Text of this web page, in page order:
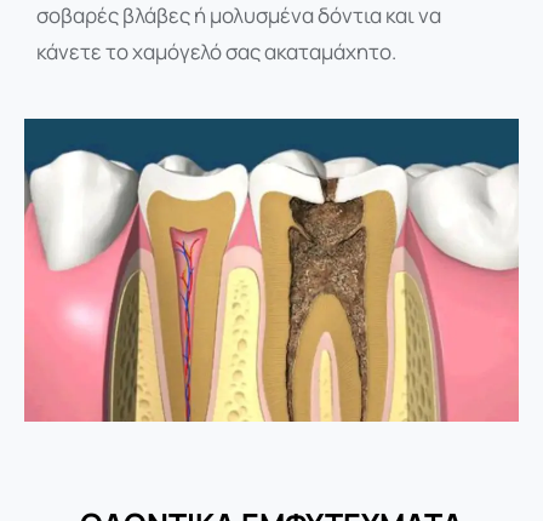
σοβαρές βλάβες ή μολυσμένα δόντια και να
κάνετε το χαμόγελό σας ακαταμάχητο.